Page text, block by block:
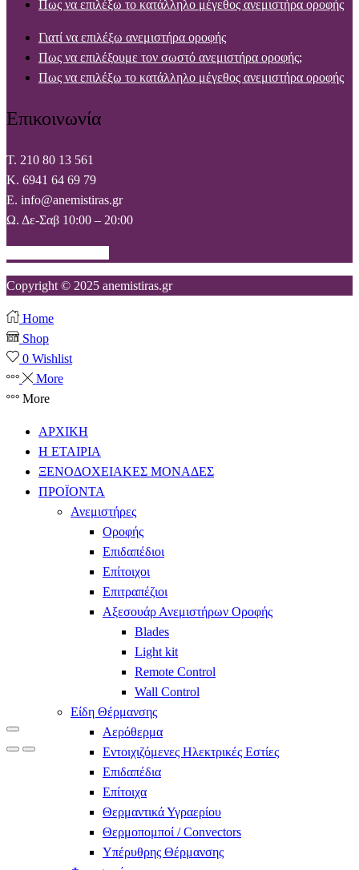
Πως να επιλέξω το κατάλληλο μέγεθος ανεμιστήρα οροφής
Γιατί να επιλέξω ανεμιστήρα οροφής
Πως να επιλέξουμε τον σωστό ανεμιστήρα οροφής;
Πως να επιλέξω το κατάλληλο μέγεθος ανεμιστήρα οροφής
Επικοινωνία
T. 210 80 13 561
Κ. 6941 64 69 79
Ε. info@anemistiras.gr
Ω. Δε-Σαβ 10:00 – 20:00
Copyright © 2025 anemistiras.gr
Home
Shop
0 Wishlist
More
More
ΑΡΧΙΚΗ
Η ΕΤΑΙΡΙΑ
ΞΕΝΟΔΟΧΕΙΑΚΕΣ ΜΟΝΑΔΕΣ
ΠΡΟΪΟΝΤΑ
Ανεμιστήρες
Οροφής
Επιδαπέδιοι
Επίτοιχοι
Επιτραπέζιοι
Αξεσουάρ Ανεμιστήρων Οροφής
Blades
Light kit
Remote Control
Wall Control
Είδη Θέρμανσης
Αερόθερμα
Εντοιχιζόμενες Ηλεκτρικές Εστίες
Επιδαπέδια
Επίτοιχα
Θερμαντικά Υγραερίου
Θερμοπομποί / Convectors
Υπέρυθρης Θέρμανσης